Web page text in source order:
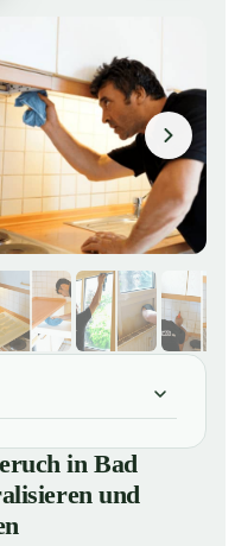
Bad Gottleuba
beseitigen
Bad Gottleuba
in Bad
und